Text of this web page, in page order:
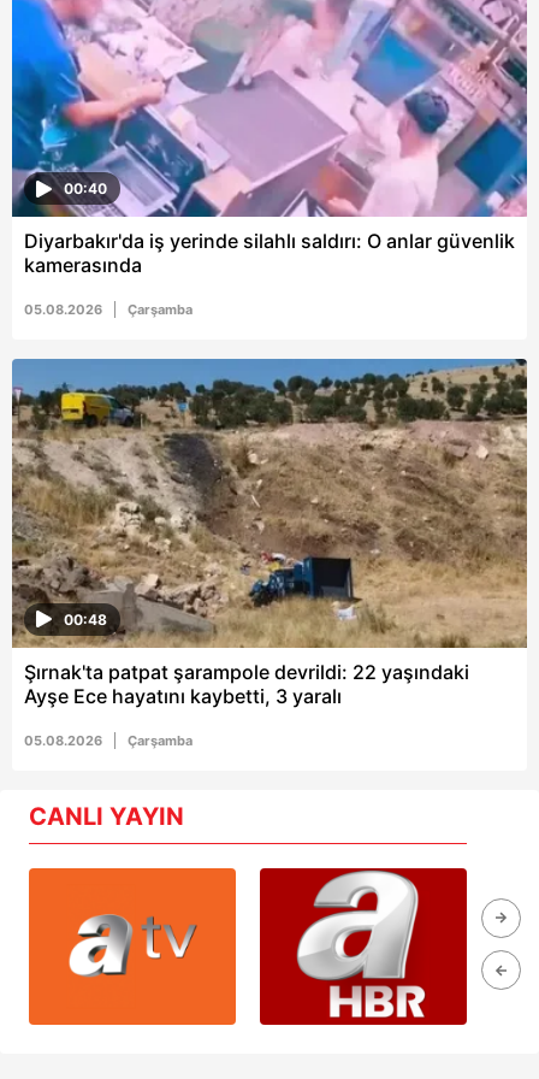
00:40
Diyarbakır'da iş yerinde silahlı saldırı: O anlar güvenlik
kamerasında
05.08.2026 Çarşamba
00:48
Şırnak'ta patpat şarampole devrildi: 22 yaşındaki
Ayşe Ece hayatını kaybetti, 3 yaralı
05.08.2026 Çarşamba
CANLI YAYIN